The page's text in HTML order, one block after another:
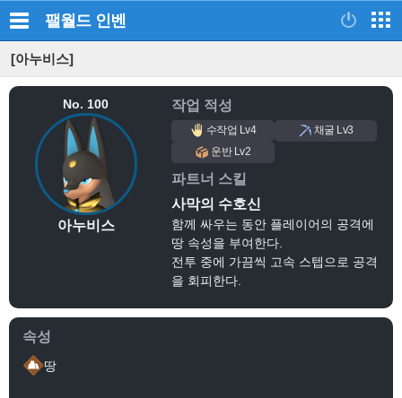
팰월드 인벤
[아누비스]
No. 100
아누비스
작업 적성
수작업 Lv4
채굴 Lv3
운반 Lv2
파트너 스킬
사막의 수호신
함께 싸우는 동안 플레이어의 공격에
땅 속성을 부여한다.
전투 중에 가끔씩 고속 스텝으로 공격
을 회피한다.
속성
땅